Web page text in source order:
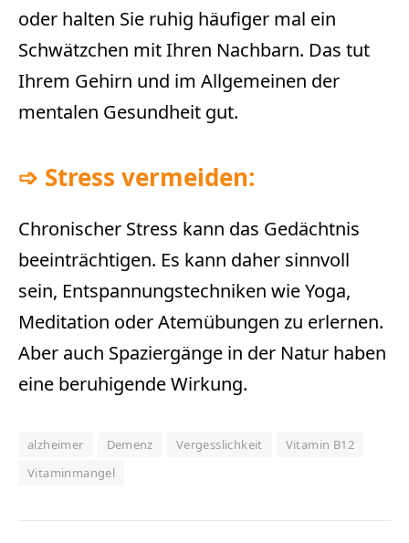
oder halten Sie ruhig häufiger mal ein
Schwätzchen mit Ihren Nachbarn. Das tut
Ihrem Gehirn und im Allgemeinen der
mentalen Gesundheit gut.
➩ Stress vermeiden:
Chronischer Stress kann das Gedächtnis
beeinträchtigen. Es kann daher sinnvoll
sein, Entspannungstechniken wie Yoga,
Meditation oder Atemübungen zu erlernen.
Aber auch Spaziergänge in der Natur haben
eine beruhigende Wirkung.
alzheimer Demenz Vergesslichkeit
Vitamin B12
Vitaminmangel